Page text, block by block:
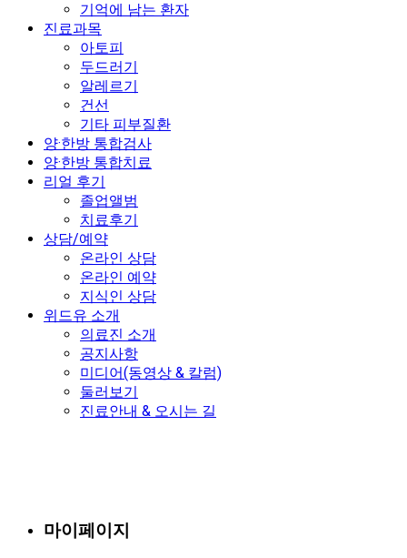
기억에 남는 환자
진료과목
아토피
두드러기
알레르기
건선
기타 피부질환
양·한방 통합검사
양·한방 통합치료
리얼 후기
졸업앨범
치료후기
상담/예약
온라인 상담
온라인 예약
지식인 상담
위드유 소개
의료진 소개
공지사항
미디어(동영상 & 칼럼)
둘러보기
진료안내 & 오시는 길
마이페이지